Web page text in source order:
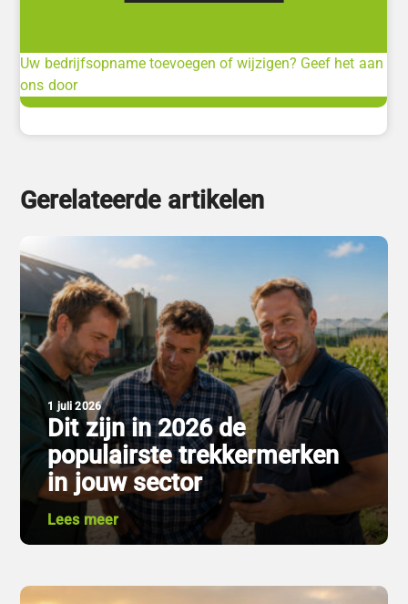
Uw bedrijfsopname toevoegen of wijzigen? Geef het aan
ons door
Gerelateerde artikelen
1 juli 2026
Dit zijn in 2026 de
populairste trekkermerken
in jouw sector
Lees meer